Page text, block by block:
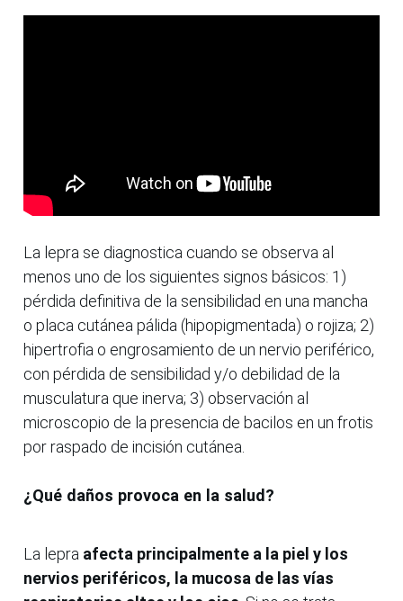
La lepra se diagnostica cuando se observa al
menos uno de los siguientes signos básicos: 1)
pérdida definitiva de la sensibilidad en una mancha
o placa cutánea pálida (hipopigmentada) o rojiza; 2)
hipertrofia o engrosamiento de un nervio periférico,
con pérdida de sensibilidad y/o debilidad de la
musculatura que inerva; 3) observación al
microscopio de la presencia de bacilos en un frotis
por raspado de incisión cutánea.
¿Qué daños provoca en la salud?
La lepra afecta principalmente a la piel y los
nervios periféricos, la mucosa de las vías